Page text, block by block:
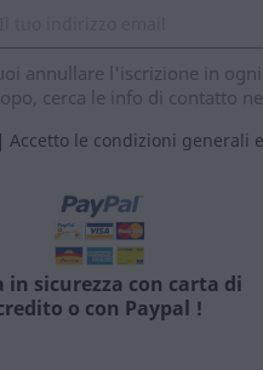
annullare l'iscrizione in
cerca le info di contatto
Accetto le condizioni generali
in sicurezza con carta di
o con Paypal !